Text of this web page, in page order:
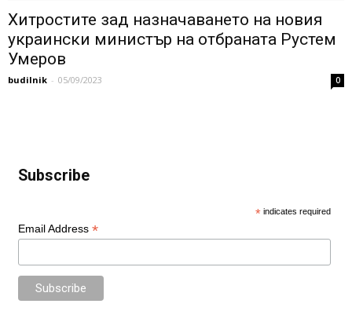
Хитростите зад назначаването на новия
украински министър на отбраната Рустем
Умеров
budilnik - 05/09/2023 0
Subscribe
* indicates required
Email Address *